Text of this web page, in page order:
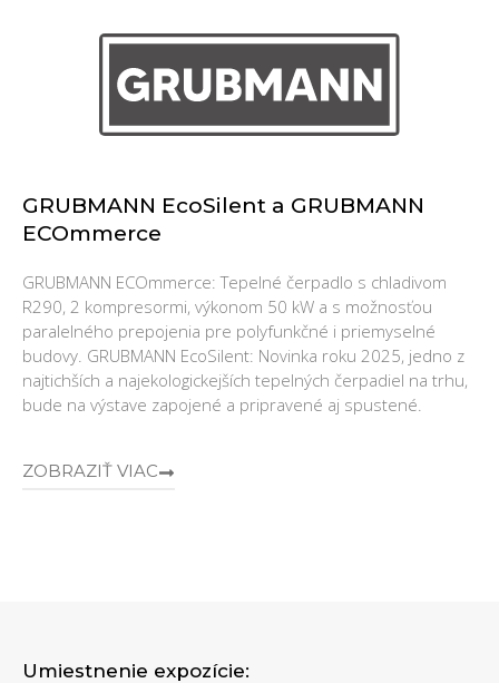
GRUBMANN EcoSilent a GRUBMANN
ECOmmerce
GRUBMANN ECOmmerce: Tepelné čerpadlo s chladivom
R290, 2 kompresormi, výkonom 50 kW a s možnosťou
paralelného prepojenia pre polyfunkčné i priemyselné
budovy. GRUBMANN EcoSilent: Novinka roku 2025, jedno z
najtichších a najekologickejších tepelných čerpadiel na trhu,
bude na výstave zapojené a pripravené aj spustené.
ZOBRAZIŤ VIAC
Umiestnenie expozície: